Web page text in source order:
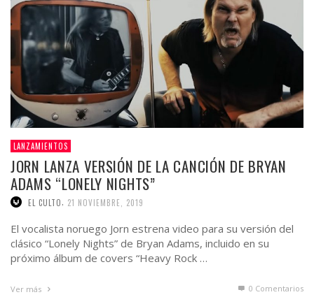
LANZAMIENTOS
JORN LANZA VERSIÓN DE LA CANCIÓN DE BRYAN
ADAMS “LONELY NIGHTS”
EL CULTO 21 NOVIEMBRE, 2019
El vocalista noruego Jorn estrena video para su versión del
clásico “Lonely Nights” de Bryan Adams, incluido en su
próximo álbum de covers “Heavy Rock …
Ver más 0 Comentarios